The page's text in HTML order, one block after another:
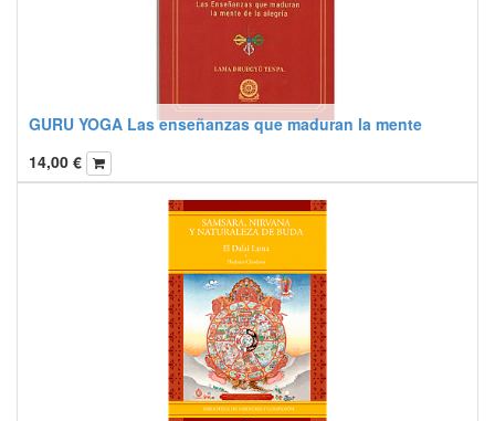
GURU YOGA Las enseñanzas que maduran la mente
14,00 €